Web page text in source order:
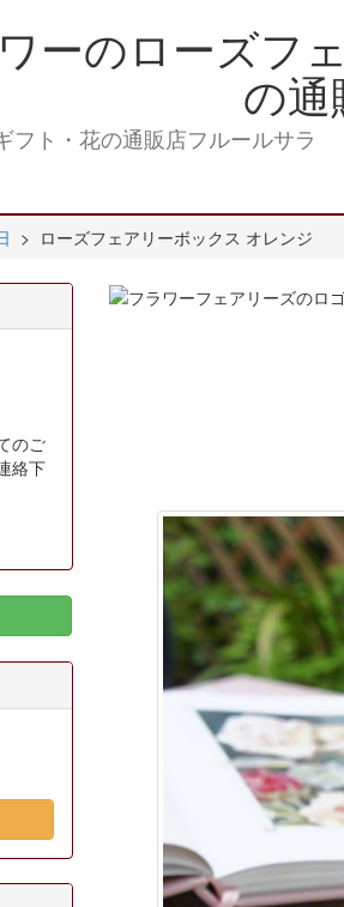
ーのローズフ
の通
> ローズフェアリーボックス オレンジ
のご
絡下